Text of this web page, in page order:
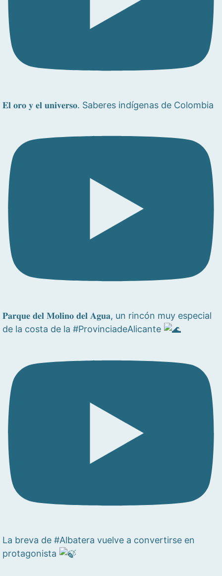
𝐄𝐥 𝐨𝐫𝐨 𝐲 𝐞𝐥 𝐮𝐧𝐢𝐯𝐞𝐫𝐬𝐨. Saberes indígenas de Colombia
𝐏𝐚𝐫𝐪𝐮𝐞 𝐝𝐞𝐥 𝐌𝐨𝐥𝐢𝐧𝐨 𝐝𝐞𝐥 𝐀𝐠𝐮𝐚, un rincón muy especial
de la costa de la #ProvinciadeAlicante
La breva de #Albatera vuelve a convertirse en
protagonista